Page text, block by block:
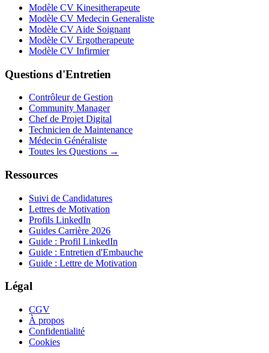
Modèle CV Kinesitherapeute
Modèle CV Medecin Generaliste
Modèle CV Aide Soignant
Modèle CV Ergotherapeute
Modèle CV Infirmier
Questions d'Entretien
Contrôleur de Gestion
Community Manager
Chef de Projet Digital
Technicien de Maintenance
Médecin Généraliste
Toutes les Questions →
Ressources
Suivi de Candidatures
Lettres de Motivation
Profils LinkedIn
Guides Carrière 2026
Guide : Profil LinkedIn
Guide : Entretien d'Embauche
Guide : Lettre de Motivation
Légal
CGV
À propos
Confidentialité
Cookies